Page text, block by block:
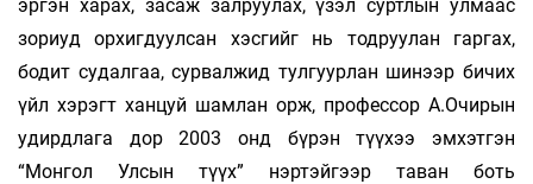
эргэн харах, засаж залруулах, үзэл суртлын улмаас
зориуд орхигдуулсан хэсгийг нь тодруулан гаргах,
бодит судалгаа, сурвалжид тулгуурлан шинээр бичих
үйл хэрэгт ханцуй шамлан орж, профессор А.Очирын
удирдлага дор 2003 онд бүрэн түүхээ эмхэтгэн
“Монгол Улсын түүх” нэртэйгээр таван боть